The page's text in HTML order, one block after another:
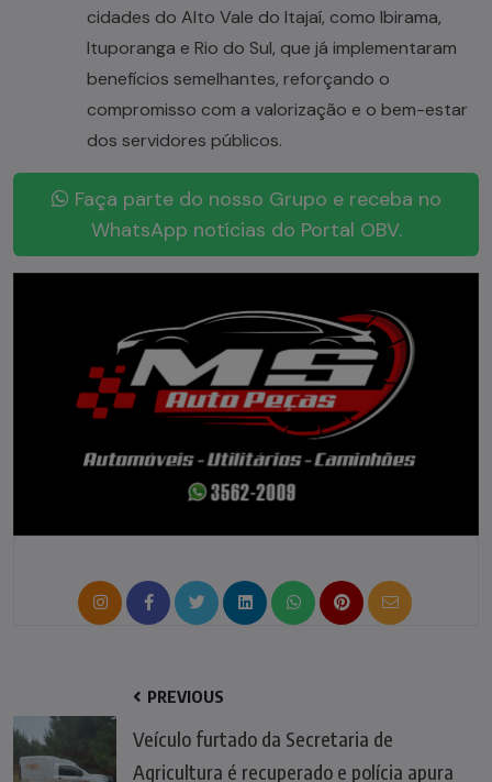
cidades do Alto Vale do Itajaí, como Ibirama,
Ituporanga e Rio do Sul, que já implementaram
benefícios semelhantes, reforçando o
compromisso com a valorização e o bem-estar
dos servidores públicos.
Faça parte do nosso Grupo e receba no
WhatsApp notícias do Portal OBV.
PREVIOUS
Veículo furtado da Secretaria de
Agricultura é recuperado e polícia apura